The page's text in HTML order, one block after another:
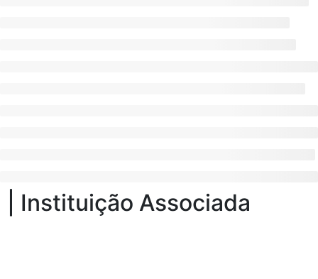
| Instituição Associada